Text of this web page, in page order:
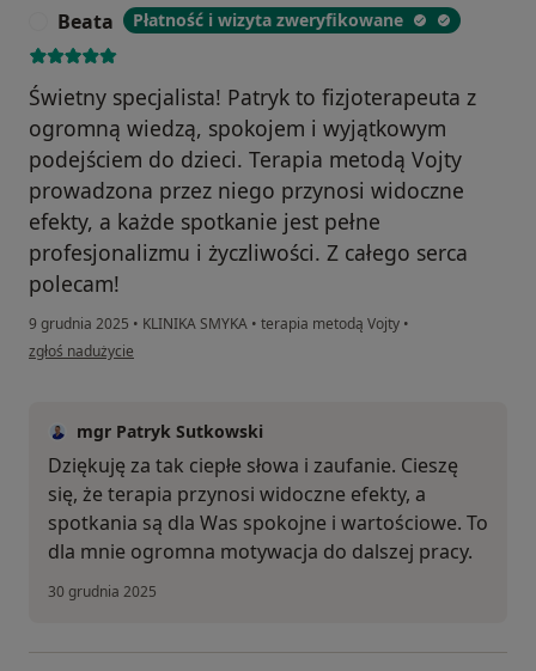
Beata Płatność i wizyta zweryfikowane
Świetny specjalista! Patryk to fizjoterapeuta z
ogromną wiedzą, spokojem i wyjątkowym
podejściem do dzieci. Terapia metodą Vojty
prowadzona przez niego przynosi widoczne
efekty, a każde spotkanie jest pełne
profesjonalizmu i życzliwości. Z całego serca
polecam!
9 grudnia 2025 • KLINIKA SMYKA • terapia metodą Vojty •
w opinii użytkownika Beata
zgłoś nadużycie
mgr Patryk Sutkowski
Dziękuję za tak ciepłe słowa i zaufanie. Cieszę
się, że terapia przynosi widoczne efekty, a
spotkania są dla Was spokojne i wartościowe. To
dla mnie ogromna motywacja do dalszej pracy.
30 grudnia 2025